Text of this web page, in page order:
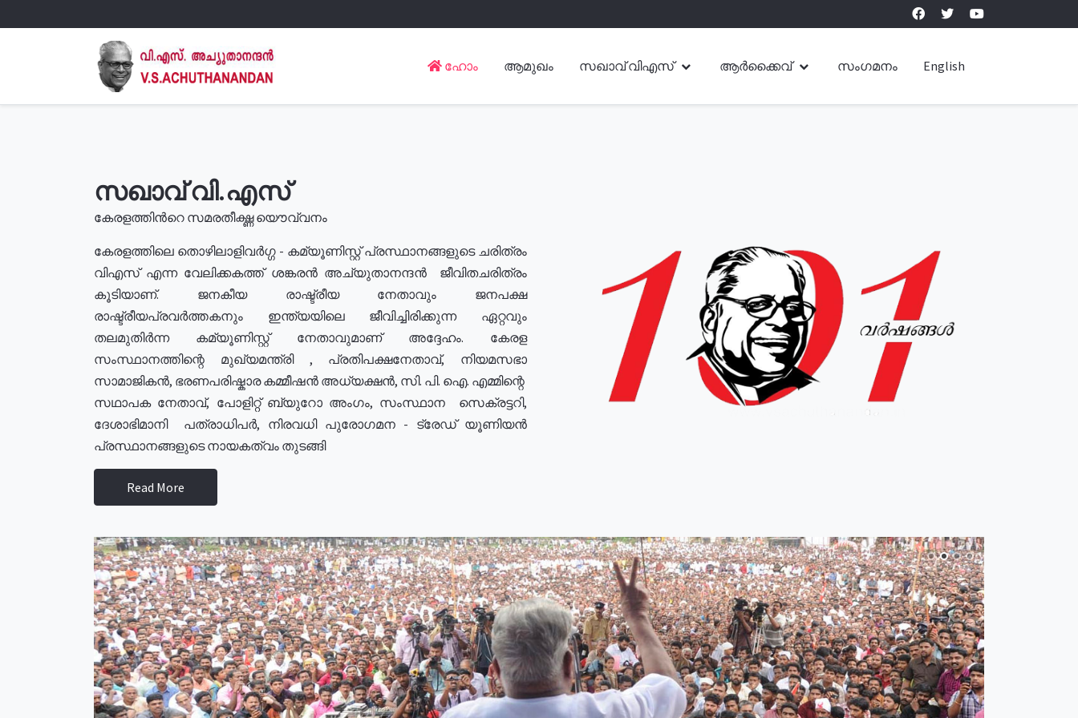
ഹോം ആമുഖം സഖാവ് വിഎസ് ആർക്കൈവ് സംഗമനം English
സഖാവ് വി.എസ്
കേരളത്തിൻറെ സമരതീക്ഷ്ണ യൌവ്വനം
കേരളത്തിലെ തൊഴിലാളിവർഗ്ഗ - കമ്യൂണിസ്റ്റ് പ്രസ്ഥാനങ്ങളുടെ ചരിത്രം
വിഎസ് എന്ന വേലിക്കകത്ത് ശങ്കരൻ അച്യുതാനന്ദൻ ജീവിതചരിത്രം
കൂടിയാണ്. ജനകീയ രാഷ്ട്രീയ നേതാവും ജനപക്ഷ
രാഷ്ട്രീയപ്രവർത്തകനും ഇന്ത്യയിലെ ജീവിച്ചിരിക്കുന്ന ഏറ്റവും
തലമുതിർന്ന കമ്യൂണിസ്റ്റ് നേതാവുമാണ് അദ്ദേഹം. കേരള
സംസ്ഥാനത്തിന്റെ മുഖ്യമന്ത്രി , പ്രതിപക്ഷനേതാവ്, നിയമസഭാ
സാമാജികൻ, ഭരണപരിഷ്കാര കമ്മീഷൻ അധ്യക്ഷൻ, സി. പി. ഐ. എമ്മിന്റെ
സഥാപക നേതാവ്, പോളിറ്റ് ബ്യുറോ അംഗം, സംസ്ഥാന സെക്രട്ടറി,
ദേശാഭിമാനി പത്രാധിപർ, നിരവധി പുരോഗമന - ട്രേഡ് യൂണിയൻ
പ്രസ്ഥാനങ്ങളുടെ നായകത്വം തുടങ്ങി
Read More